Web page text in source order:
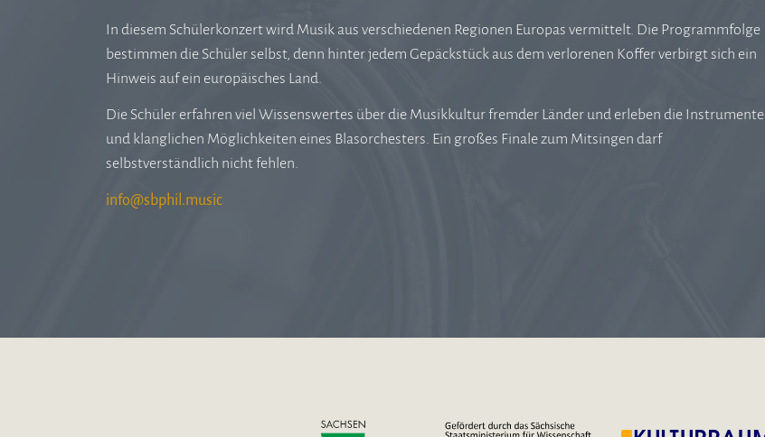
In diesem Schülerkonzert wird Musik aus verschiedenen Regionen Europas vermittelt. Die Programmfolge
bestimmen die Schüler selbst, denn hinter jedem Gepäckstück aus dem verlorenen Koffer verbirgt sich ein
Hinweis auf ein europäisches Land.
Die Schüler erfahren viel Wissenswertes über die Musikkultur fremder Länder und erleben die Instrumente
und klanglichen Möglichkeiten eines Blasorchesters. Ein großes Finale zum Mitsingen darf
selbstverständlich nicht fehlen.